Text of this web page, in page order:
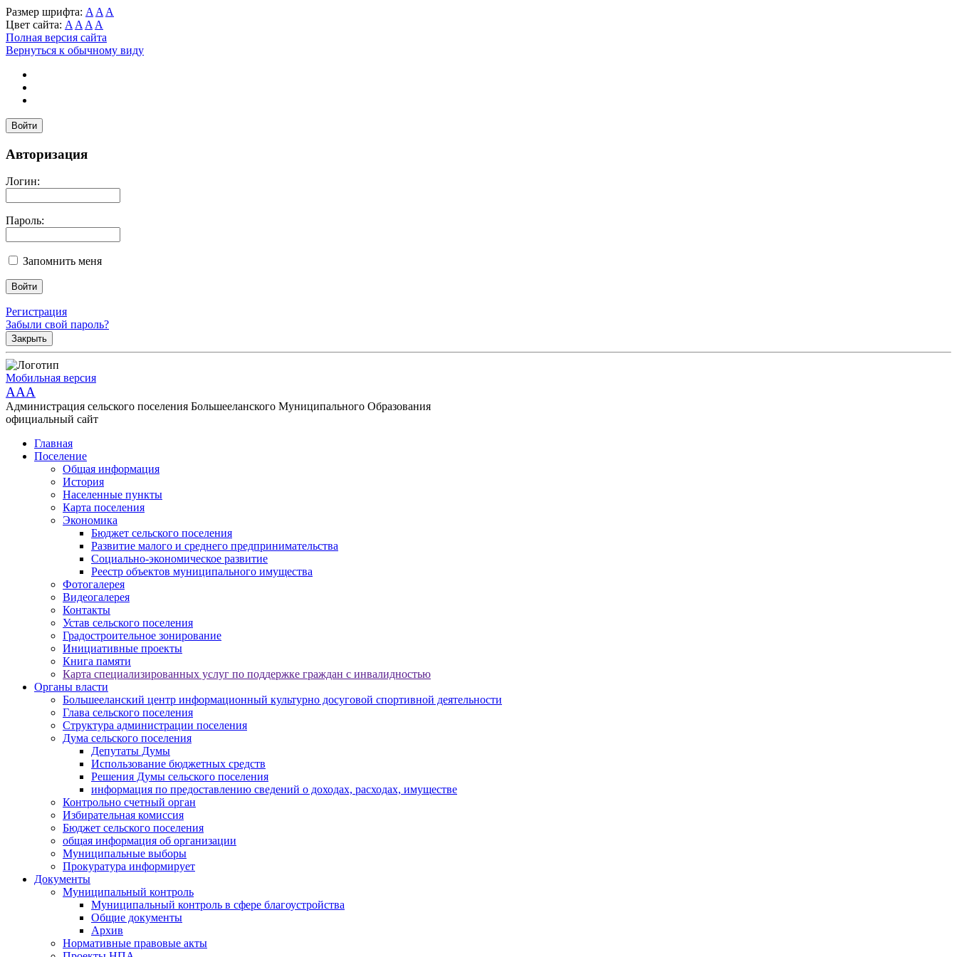
Размер шрифта: A A A
Цвет сайта: A A A A
Полная версия сайта
Вернуться к обычному виду
Войти
Авторизация
Логин:
Пароль:
Запомнить меня
Регистрация
Забыли свой пароль?
Закрыть
Мобильная версия
AAA
Администрация сельского поселения Большееланского Муниципального Образования
официальный сайт
Главная
Поселение
Общая информация
История
Населенные пункты
Карта поселения
Экономика
Бюджет сельского поселения
Развитие малого и среднего предпринимательства
Социально-экономическое развитие
Реестр объектов муниципального имущества
Фотогалерея
Видеогалерея
Контакты
Устав сельского поселения
Градостроительное зонирование
Инициативные проекты
Книга памяти
Карта специализированных услуг по поддержке граждан с инвалидностью
Органы власти
Большееланский центр информационный культурно досуговой спортивной деятельности
Глава сельского поселения
Структура администрации поселения
Дума сельского поселения
Депутаты Думы
Использование бюджетных средств
Решения Думы сельского поселения
информация по предоставлению сведений о доходах, расходах, имуществе
Контрольно счетный орган
Избирательная комиссия
Бюджет сельского поселения
общая информация об организации
Муниципальные выборы
Прокуратура информирует
Документы
Муниципальный контроль
Муниципальный контроль в сфере благоустройства
Общие документы
Архив
Нормативные правовые акты